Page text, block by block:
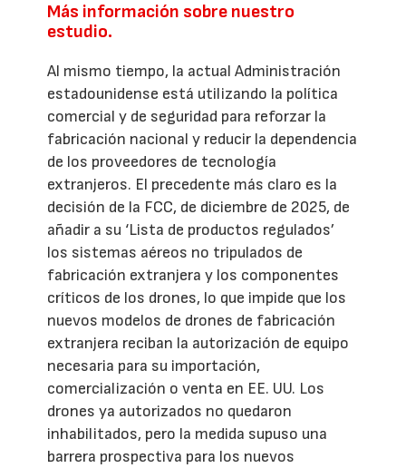
Más información sobre nuestro
estudio.
Al mismo tiempo, la actual Administración
estadounidense está utilizando la política
comercial y de seguridad para reforzar la
fabricación nacional y reducir la dependencia
de los proveedores de tecnología
extranjeros. El precedente más claro es la
decisión de la FCC, de diciembre de 2025, de
añadir a su ‘Lista de productos regulados’
los sistemas aéreos no tripulados de
fabricación extranjera y los componentes
críticos de los drones, lo que impide que los
nuevos modelos de drones de fabricación
extranjera reciban la autorización de equipo
necesaria para su importación,
comercialización o venta en EE. UU. Los
drones ya autorizados no quedaron
inhabilitados, pero la medida supuso una
barrera prospectiva para los nuevos